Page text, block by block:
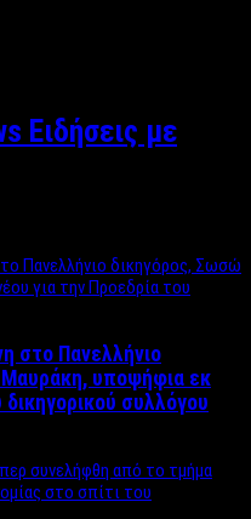
Ειδήσεις με
στο Πανελλήνιο
υποψήφια εκ
συλλόγου